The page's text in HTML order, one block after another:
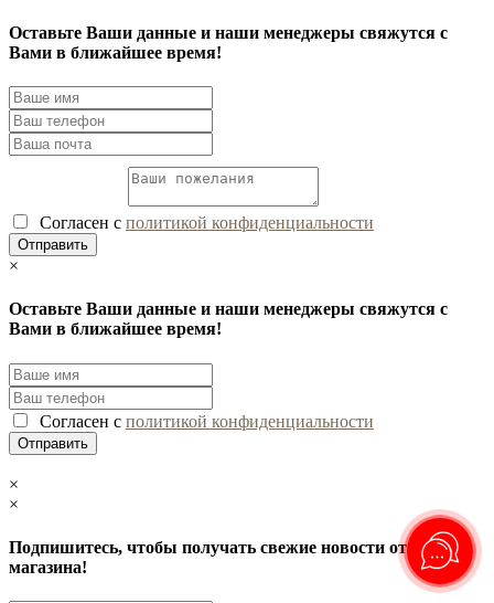
Оставьте Ваши данные и наши менеджеры свяжутся с
Вами в ближайшее время!
Согласен с политикой конфиденциальности
×
Оставьте Ваши данные и наши менеджеры свяжутся с
Вами в ближайшее время!
Согласен с политикой конфиденциальности
×
×
Подпишитесь, чтобы получать свежие новости от нашего
магазина!